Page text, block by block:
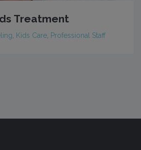
Treatment
Kids Care, Professional Staff